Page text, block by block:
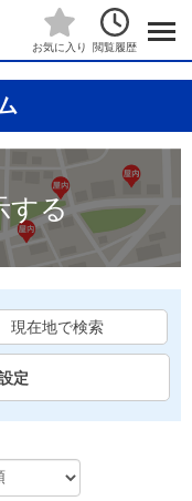
お気に入り 閲覧履歴
する
現在地で検索
定